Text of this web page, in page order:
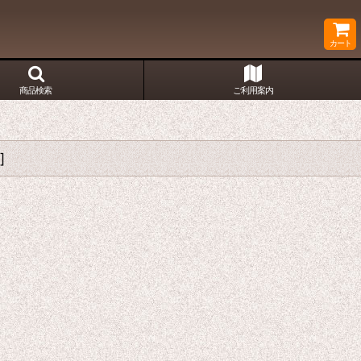
カート
商品検索 ご利用案内
]